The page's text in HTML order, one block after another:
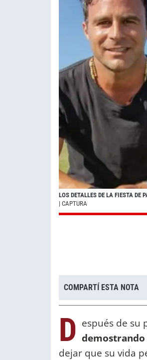
LOS DETALLES DE LA FIESTA DE
| CAPTURA
COMPARTÍ ESTA NOTA
D espués de su
dejar que su vida